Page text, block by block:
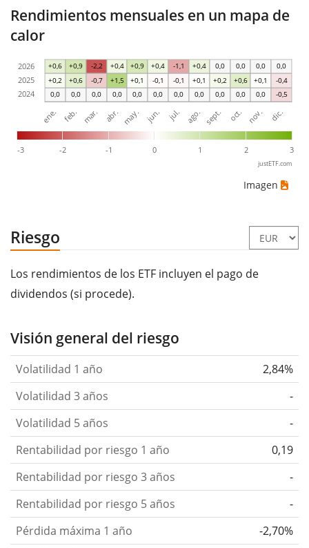
Rendimientos mensuales en un mapa de
calor
0,0 0,0 0,0 0,0 0,0 0,0 0,0 0,0 0,0 0,0 0,0 -0,5
+0,2 +0,6 -0,7 +1,5 +0,1 -0,1 -0,1 +0,1 +0,2 +0,6 +0,1 -0,4
+0,6 +0,9 -2,2 +0,4 +0,9 +0,4 -1,1 +0,4 0,0 0,0 0,0 0,0
-3 -2 -1 0 1 2 3
ene. feb. mar. abr. may. jun. jul. ago. sept. oct. nov. dic.
2024
2025
2026
justETF.com
Imagen
Riesgo
Los rendimientos de los ETF incluyen el pago de
dividendos (si procede).
Visión general del riesgo
Volatilidad 1 año
2,84%
Volatilidad 3 años
-
Volatilidad 5 años
-
Rentabilidad por riesgo 1 año
0,19
Rentabilidad por riesgo 3 años
-
Rentabilidad por riesgo 5 años
-
Pérdida máxima 1 año
-2,70%